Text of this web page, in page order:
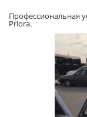
Профессиональная
Priora.